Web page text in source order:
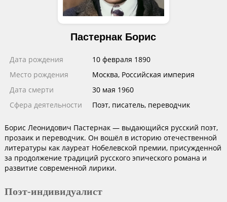
Пастернак Борис
Дата рождения
10 февраля 1890
Место рождения
Москва, Российская империя
Дата смерти
30 мая 1960
Сфера деятельности
Поэт, писатель, переводчик
Борис Леонидович Пастернак — выдающийся русский поэт,
прозаик и переводчик. Он вошёл в историю отечественной
литературы как лауреат Нобелевской премии, присужденной
за продолжение традиций русского эпического романа и
развитие современной лирики.
Поэт-индивидуалист